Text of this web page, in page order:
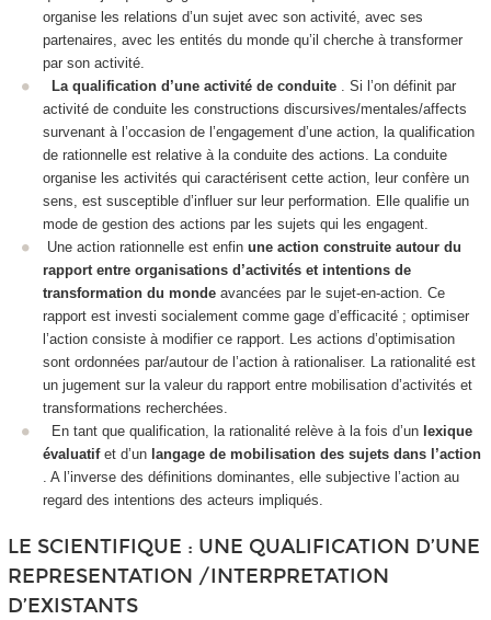
organise les relations d’un sujet avec son activité, avec ses
partenaires, avec les entités du monde qu’il cherche à transformer
par son activité.
La qualification d’une activité de conduite
. Si l’on définit par
activité de conduite les constructions discursives/mentales/affects
survenant à l’occasion de l’engagement d’une action, la qualification
de rationnelle est relative à la conduite des actions. La conduite
organise les activités qui caractérisent cette action, leur confère un
sens, est susceptible d’influer sur leur performation. Elle qualifie un
mode de gestion des actions par les sujets qui les engagent.
Une action rationnelle est enfin une action construite autour du
rapport entre organisations d’activités et intentions de
transformation du monde avancées par le sujet-en-action . Ce
rapport est investi socialement comme gage d’efficacité ; optimiser
l’action consiste à modifier ce rapport. Les actions d’optimisation
sont ordonnées par/autour de l’action à rationaliser. La rationalité est
un jugement sur la valeur du rapport entre mobilisation d’activités et
transformations recherchées.
En tant que qualification, la rationalité relève à la fois d’un lexique
évaluatif et d’un langage de mobilisation des sujets dans l’action
. A l’inverse des définitions dominantes, elle subjective l’action au
regard des intentions des acteurs impliqués.
LE SCIENTIFIQUE : UNE QUALIFICATION D’UNE
REPRESENTATION /INTERPRETATION
D’EXISTANTS